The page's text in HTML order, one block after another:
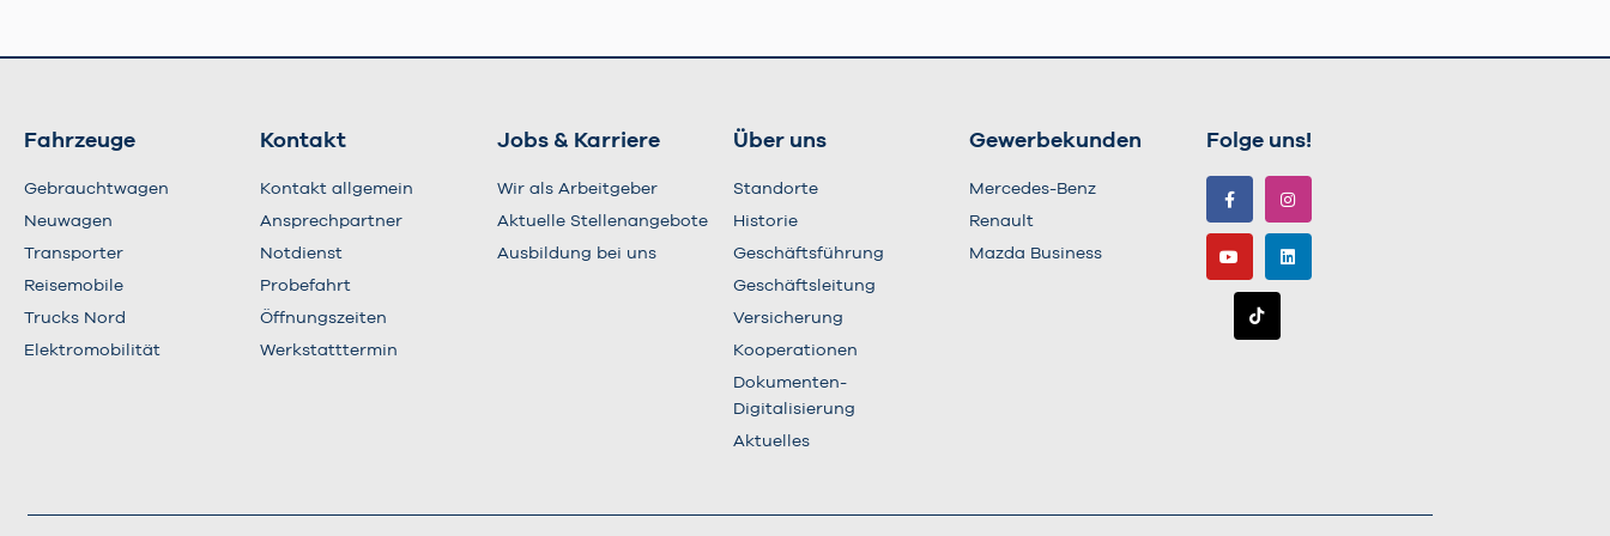
Fahrzeuge
Gebrauchtwagen
Neuwagen
Transporter
Reisemobile
Trucks Nord
Elektromobilität
Kontakt
Kontakt allgemein
Ansprechpartner
Notdienst
Probefahrt
Öffnungszeiten
Werkstatttermin
Jobs & Karriere
Wir als Arbeitgeber
Aktuelle Stellenangebote
Ausbildung bei uns
Über uns
Standorte
Historie
Geschäftsführung
Geschäftsleitung
Versicherung
Kooperationen
Dokumenten-
Digitalisierung
Aktuelles
Gewerbekunden
Mercedes-Benz
Renault
Mazda Business
Folge uns!